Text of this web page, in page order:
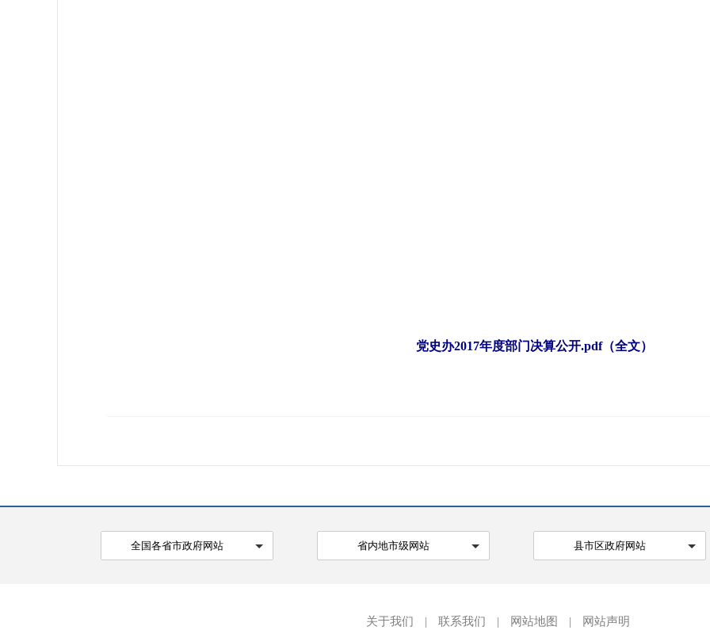
党史办2017年度部门决算公开.pdf（全文）
全国各省市政府网站 省内地市级网站 县市区政府网站
关于我们 | 联系我们 | 网站地图 | 网站声明